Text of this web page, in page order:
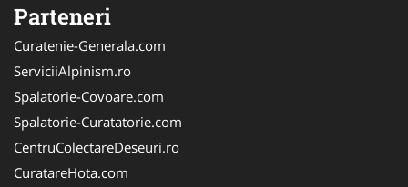
Parteneri
Curatenie-Generala.com
ServiciiAlpinism.ro
Spalatorie-Covoare.com
Spalatorie-Curatatorie.com
CentruColectareDeseuri.ro
CuratareHota.com